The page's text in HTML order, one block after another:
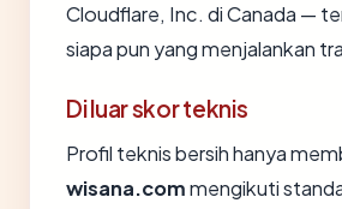
Cloudflare, Inc. di Canada —
siapa pun yang menjalankan
Di luar skor teknis
Profil teknis bersih hanya
wisana.commengikuti